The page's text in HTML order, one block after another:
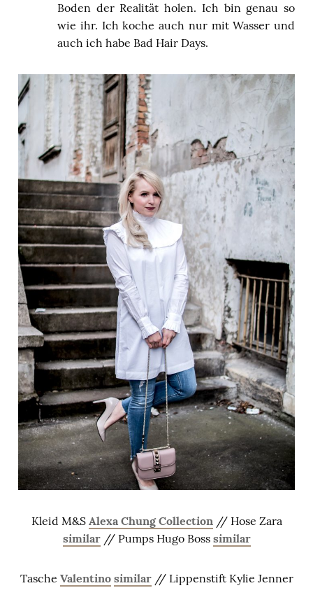
Boden der Realität holen. Ich bin genau so
wie ihr. Ich koche auch nur mit Wasser und
auch ich habe Bad Hair Days.
Kleid M&S Alexa Chung Collection // Hose Zara
similar// Pumps Hugo Boss similar
Tasche Valentino similar// Lippenstift Kylie Jenner